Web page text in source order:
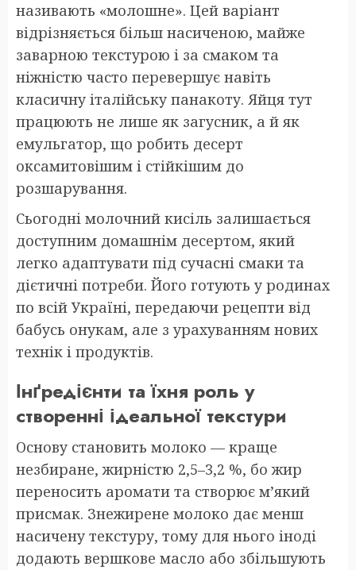
називають «молошне». Цей варіант
відрізняється більш насиченою, майже
заварною текстурою і за смаком та
ніжністю часто перевершує навіть
класичну італійську панакоту. Яйця тут
працюють не лише як загусник, а й як
емульгатор, що робить десерт
оксамитовішим і стійкішим до
розшарування.
Сьогодні молочний кисіль залишається
доступним домашнім десертом, який
легко адаптувати під сучасні смаки та
дієтичні потреби. Його готують у родинах
по всій Україні, передаючи рецепти від
бабусь онукам, але з урахуванням нових
технік і продуктів.
Інґредієнти та їхня роль у
створенні ідеальної текстури
Основу становить молоко — краще
незбиране, жирністю 2,5–3,2 %, бо жир
переносить аромати та створює м’який
присмак. Знежирене молоко дає менш
насичену текстуру, тому для нього іноді
додають вершкове масло або збільшують